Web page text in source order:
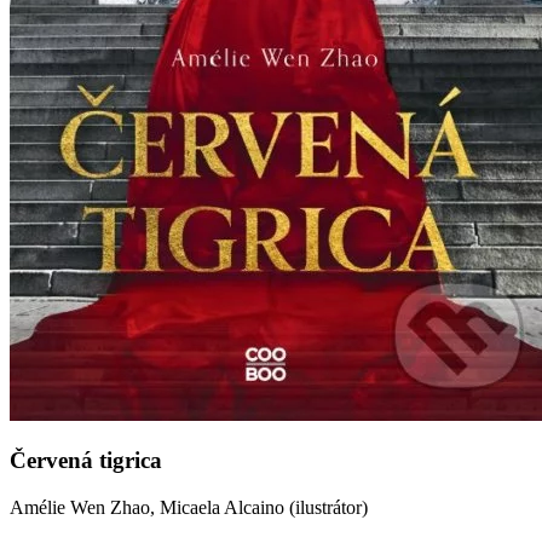
Červená tigrica
Amélie Wen Zhao, Micaela Alcaino (ilustrátor)